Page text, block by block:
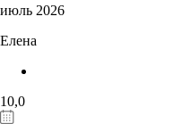
июль 2026
Елена
10,0